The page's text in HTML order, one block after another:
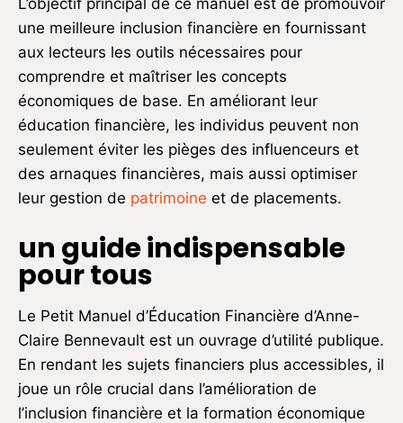
une meilleure inclusion financière en fournissant
aux lecteurs les outils nécessaires pour
comprendre et maîtriser les concepts
économiques de base. En améliorant leur
éducation financière, les individus peuvent non
seulement éviter les pièges des influenceurs et
des arnaques financières, mais aussi optimiser
leur gestion de patrimoine et de placements.
un guide indispensable
pour tous
Le Petit Manuel d’Éducation Financière d’Anne-
Claire Bennevault est un ouvrage d’utilité publique.
En rendant les sujets financiers plus accessibles, il
joue un rôle crucial dans l’amélioration de
l’inclusion financière et la formation économique